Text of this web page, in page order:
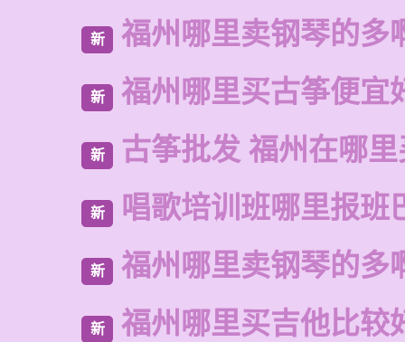
新 福州哪里卖钢琴的多
新 福州哪里买古筝便宜
新 古筝批发 福州在哪
新 唱歌培训班哪里报班
新 福州哪里卖钢琴的多
新 福州哪里买吉他比较